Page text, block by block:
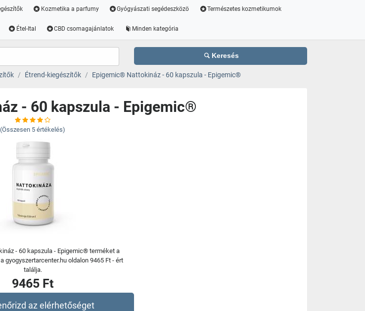
Kozmetika a parfumy Gyógyászati segédeszközö Természetes kozmetikumok
Étel-Ital CBD csomagajánlatok Minden kategória
Keresés
Étrend-kiegészítők Epigemic® Nattokináz - 60 kapszula - Epigemic®
- 60 kapszula - Epigemic®
(Összesen 5 értékelés)
- 60 kapszula - Epigemic® terméket a
gyogyszertarcenter.hu oldalon 9465 Ft - ért
találja.
9465 Ft
az elérhetőséget